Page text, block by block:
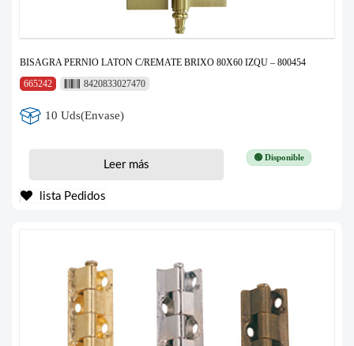
BISAGRA PERNIO LATON C/REMATE BRIXO 80X60 IZQU – 800454
665242
8420833027470
10 Uds(Envase)
🟢 Disponible
Leer más
lista Pedidos